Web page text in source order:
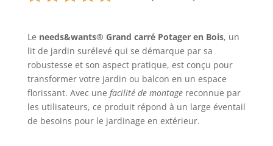
Le needs&wants® Grand carré Potager en Bois, un
lit de jardin surélevé qui se démarque par sa
robustesse et son aspect pratique, est conçu pour
transformer votre jardin ou balcon en un espace
florissant. Avec une facilité de montagereconnue par
les utilisateurs, ce produit répond à un large éventail
de besoins pour le jardinage en extérieur.